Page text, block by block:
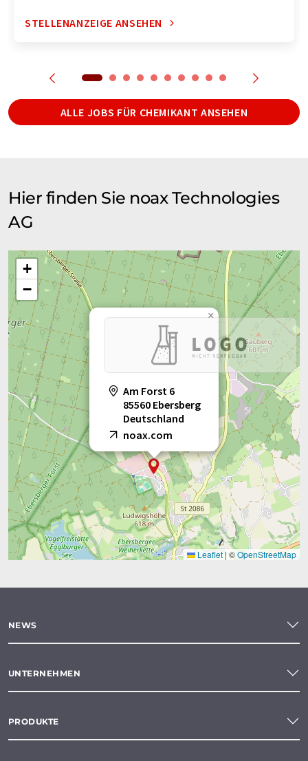
STELLENANZEIGE ANSEHEN
ALLE JOBS FÜR CHEMIKANT ANSEHEN
Hier finden Sie noax Technologies
AG
Am Forst 6
85560 Ebersberg
Deutschland
noax.com
×
+
−
Leaflet | ©OpenStreetMap
NEWS
UNTERNEHMEN
PRODUKTE